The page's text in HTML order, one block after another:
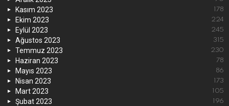
Kasım 2023 178
Ekim 2023 224
Eylül 2023 245
Ağustos 2023 315
Temmuz 2023 230
Haziran 2023 78
Mayıs 2023 86
Nisan 2023 173
Mart 2023 105
Şubat 2023 196